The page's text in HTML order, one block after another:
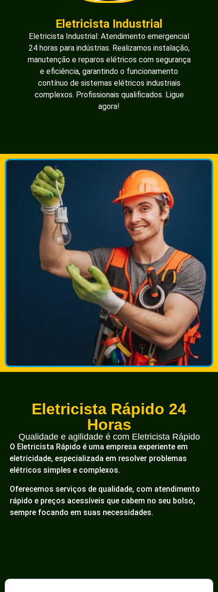
Eletricista Industrial
Eletricista Industrial: Atendimento emergencial
24 horas para indústrias. Realizamos instalação,
manutenção e reparos elétricos com segurança
e eficiência, garantindo o funcionamento
contínuo de sistemas elétricos industriais
complexos. Profissionais qualificados. Ligue
agora!
Eletricista Rápido 24
Horas
Qualidade e agilidade é com Eletricista Rápido
O Eletricista Rápido é uma empresa experiente em
eletricidade, especializada em resolver problemas
elétricos simples e complexos.
Oferecemos serviços de qualidade, com atendimento
rápido e preços acessíveis que cabem no seu bolso,
sempre focando em suas necessidades.